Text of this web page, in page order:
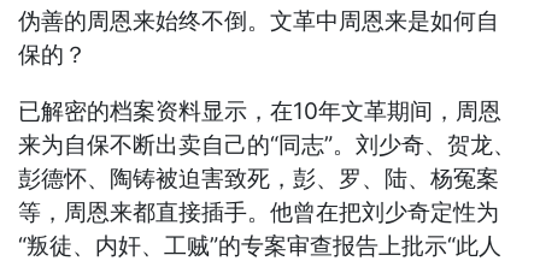
伪善的周恩来始终不倒。文革中周恩来是如何自
保的？
已解密的档案资料显示，在10年文革期间，周恩
来为自保不断出卖自己的“同志”。刘少奇、贺龙、
彭德怀、陶铸被迫害致死，彭、罗、陆、杨冤案
等，周恩来都直接插手。他曾在把刘少奇定性为
“叛徒、内奸、工贼”的专案审查报告上批示“此人